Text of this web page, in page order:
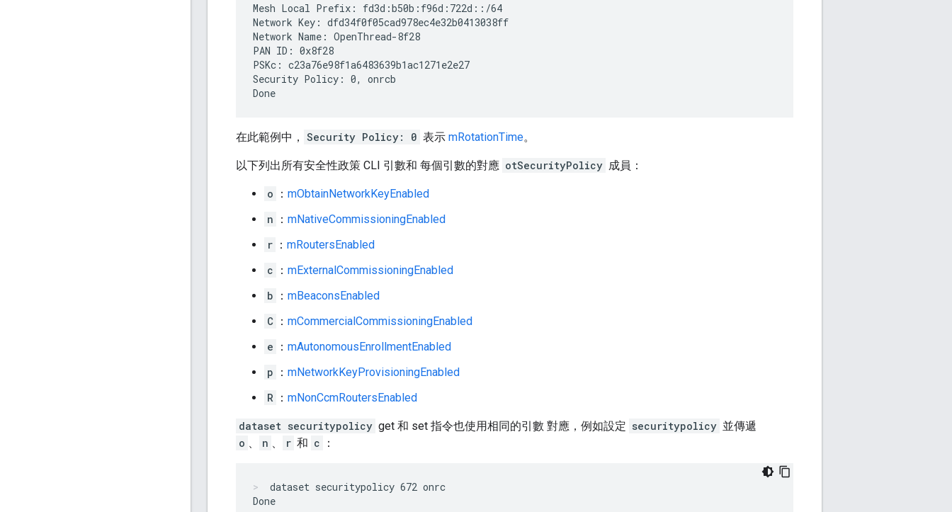
Mesh Local Prefix: fd3d:b50b:f96d:722d::/64
Network Key: dfd34f0f05cad978ec4e32b0413038ff
Network Name: OpenThread-8f28
PAN ID: 0x8f28
PSKc: c23a76e98f1a6483639b1ac1271e2e27
Security Policy: 0, onrcb
在此範例中， Security Policy: 0 表示 mRotationTime。
以下列出所有安全性政策 CLI 引數和 每個引數的對應 otSecurityPolicy 成員：
o ： mObtainNetworkKeyEnabled
n
： mNativeCommissioningEnabled
r ： mRoutersEnabled
c
： mExternalCommissioningEnabled
b
： mBeaconsEnabled
C
： mCommercialCommissioningEnabled
e
： mAutonomousEnrollmentEnabled
p
： mNetworkKeyProvisioningEnabled
R
： mNonCcmRoutersEnabled
dataset securitypolicy get 和 set 指令也使用相同的引數 對應，例如設定 securitypolicy 並傳遞
o 、 n 、 r 和 c ：
dataset securitypolicy 672 onrc